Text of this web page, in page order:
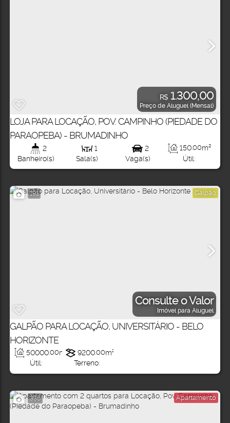
R$ 1.300,00
Preço de Aluguel (Mensal)
LOJA PARA LOCAÇÃO, POV. CAMPINHO (PIEDADE DO
PARAOPEBA) - BRUMADINHO
2
Banheiro(s)
1
Sala(s)
2
Vaga(s)
Útil:
150.00m²
191 Galpão
Consulte o Valor
Imóvel para Aluguel
GALPÃO PARA LOCAÇÃO, UNIVERSITÁRIO - BELO
HORIZONTE
Útil:
50000.00m²
Terreno:
9200.00m²
336 Apartamento